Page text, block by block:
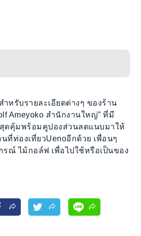
ำหรับรายละเอียดต่างๆ ของร้าน
Ameyoko สำนักงานใหญ่” ที่มี
ดคุ้มพร้อมคูปองส่วนลดแนบมาให้
ที่ท่องเที่ยวUenoอีกด้วย เพื่อนๆ
ณ์ ไม้กอล์ฟ เพื่อไปใช้หรือเป็นของ